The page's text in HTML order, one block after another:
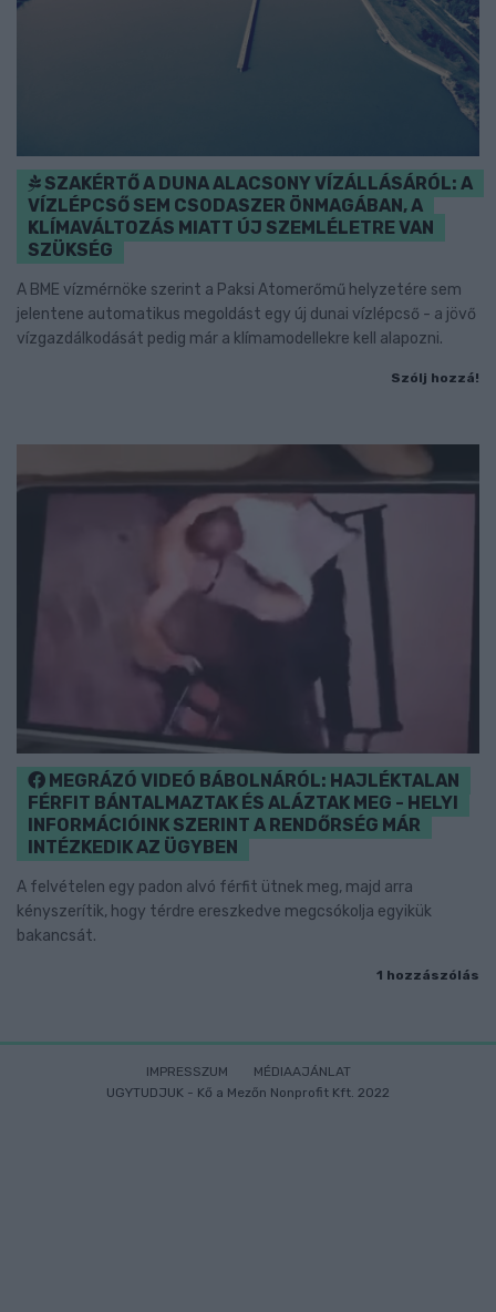
SZAKÉRTŐ A DUNA ALACSONY VÍZÁLLÁSÁRÓL: A
VÍZLÉPCSŐ SEM CSODASZER ÖNMAGÁBAN, A
KLÍMAVÁLTOZÁS MIATT ÚJ SZEMLÉLETRE VAN
SZÜKSÉG
A BME vízmérnöke szerint a Paksi Atomerőmű helyzetére sem
jelentene automatikus megoldást egy új dunai vízlépcső - a jövő
vízgazdálkodását pedig már a klímamodellekre kell alapozni.
Szólj hozzá!
MEGRÁZÓ VIDEÓ BÁBOLNÁRÓL: HAJLÉKTALAN
FÉRFIT BÁNTALMAZTAK ÉS ALÁZTAK MEG - HELYI
INFORMÁCIÓINK SZERINT A RENDŐRSÉG MÁR
INTÉZKEDIK AZ ÜGYBEN
A felvételen egy padon alvó férfit ütnek meg, majd arra
kényszerítik, hogy térdre ereszkedve megcsókolja egyikük
bakancsát.
1 hozzászólás
IMPRESSZUM
MÉDIAAJÁNLAT
UGYTUDJUK - Kő a Mezőn Nonprofit Kft. 2022